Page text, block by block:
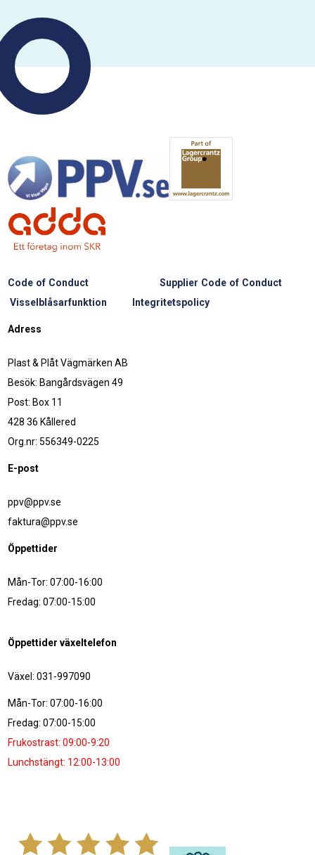
Code of Conduct
Supplier Code of Conduct
Visselblåsarfunktion
Integritetspolicy
Adress
Plast & Plåt Vägmärken AB
Besök: Bangårdsvägen 49
Post: Box 11
428 36 Kållered
Org.nr: 556349-0225
E-post
ppv@ppv.se
faktura@ppv.se
Öppettider
Mån-Tor: 07:00-16:00
Fredag: 07:00-15:00
Öppettider växeltelefon
Växel: 031-997090
Mån-Tor: 07:00-16:00
Fredag: 07:00-15:00
Frukostrast: 09:00-9:20
Lunchstängt: 12:00-13:00